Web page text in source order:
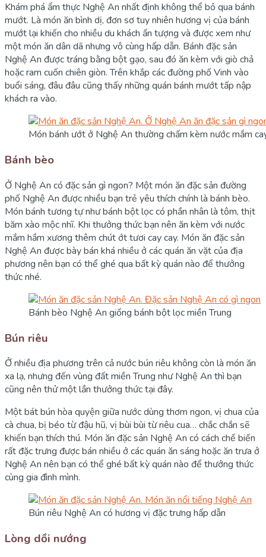
Khám phá ẩm thực Nghệ An nhất định không thể bỏ qua bánh
mướt. Là món ăn bình dị, đơn sơ tuy nhiên hương vị của bánh
mướt lại khiến cho nhiều du khách ấn tượng và được xem như
một món ăn dân dã nhưng vô cùng hấp dẫn. Bánh đặc sản
Nghệ An được tráng bằng bột gạo, sau đó ăn kèm với giò chả
hoặc ram cuốn chiên giòn. Trên khắp các đường phố Vinh vào
buổi sáng, đâu đâu cũng thấy những quán bánh mướt tấp nập
khách ra vào.
Món bánh ướt ở Nghệ An thường chấm kèm nước mắm
Bánh bèo
Ở Nghệ An có đặc sản gì ngon? Một món ăn đặc sản đường
phố Nghệ An được nhiều bạn trẻ yêu thích chính là bánh bèo.
Món bánh tương tự như bánh bột lọc có phần nhân là tôm, thịt
băm xào mộc nhĩ. Khi thưởng thức bạn nên ăn kèm với nước
mắm hầm xương thêm chút ớt tươi cay cay. Món ăn đặc sản
Nghệ An được bày bán khá nhiều ở các quán ăn vặt của địa
phương nên bạn có thể ghé qua bất kỳ quán nào để thưởng
thức nhé.
Bánh bèo Nghệ An giống bánh bột lọc miền Trung
Bún riêu
Ở nhiều địa phương trên cả nước bún riêu không còn là món ăn
xa lạ, nhưng đến vùng đất miền Trung như Nghệ An thì bạn
cũng nên thử một lần thưởng thức tại đây.
Một bát bún hòa quyện giữa nước dùng thơm ngon, vị chua của
cà chua, bị béo từ đậu hũ, vị bùi bùi từ riêu cua… chắc chắn sẽ
khiến bạn thích thú. Món ăn đặc sản Nghệ An có cách chế biến
rất đặc trưng được bán nhiều ở các quán ăn sáng hoặc ăn trưa ở
Nghệ An nên bạn có thể ghé bất kỳ quán nào để thưởng thức
cùng gia đình mình.
Bún riêu Nghệ An có hương vị đặc trưng hấp dẫn
Lòng dồi nướng